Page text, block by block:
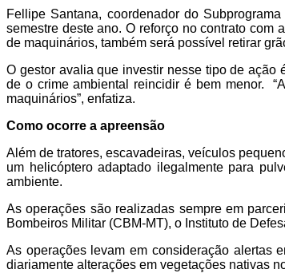
Fellipe Santana, coordenador do
semestre deste ano. O reforço no contrato com
de maquinários, também será possível retirar
O gestor avalia que investir nesse tipo de ação
de o crime ambiental reincidir é bem menor.
maquinários”, enfatiza.
Como ocorre a apreensão
Além de tratores, escavadeiras, veículos
um helicóptero adaptado ilegalmente para
ambiente.
As operações são realizadas sempre em
Bombeiros Militar (CBM-MT), o Instituto de
As operações levam em consideração alertas
diariamente alterações em vegetações nativas